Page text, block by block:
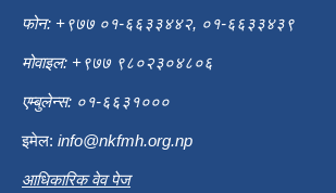
फोन: +९७७ ०१-६६३३४४२, ०१-६६३३४३९
मोवाइल: +९७७ ९८०२३०४८०६
एम्बुलेन्स: ०१-६६३१०००
इमेल: info@nkfmh.org.np
आधिकारिक वेव पेज